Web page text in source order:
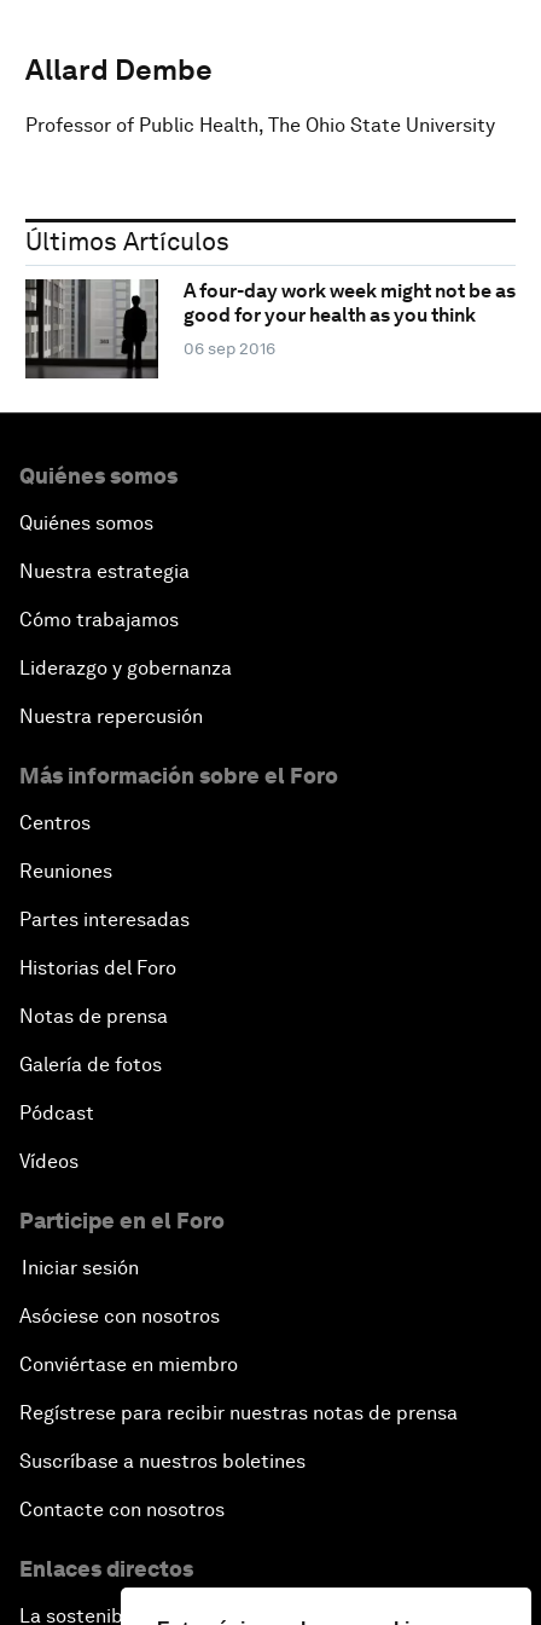
Allard Dembe
Professor of Public Health, The Ohio State University
Últimos Artículos
A four-day work week might not be as
good for your health as you think
06 sep 2016
Quiénes somos
Quiénes somos
Nuestra estrategia
Cómo trabajamos
Liderazgo y gobernanza
Nuestra repercusión
Más información sobre el Foro
Centros
Reuniones
Partes interesadas
Historias del Foro
Notas de prensa
Galería de fotos
Pódcast
Vídeos
Participe en el Foro
Iniciar sesión
Asóciese con nosotros
Conviértase en miembro
Regístrese para recibir nuestras notas de prensa
Suscríbase a nuestros boletines
Contacte con nosotros
Enlaces directos
La sostenibilidad en el Foro